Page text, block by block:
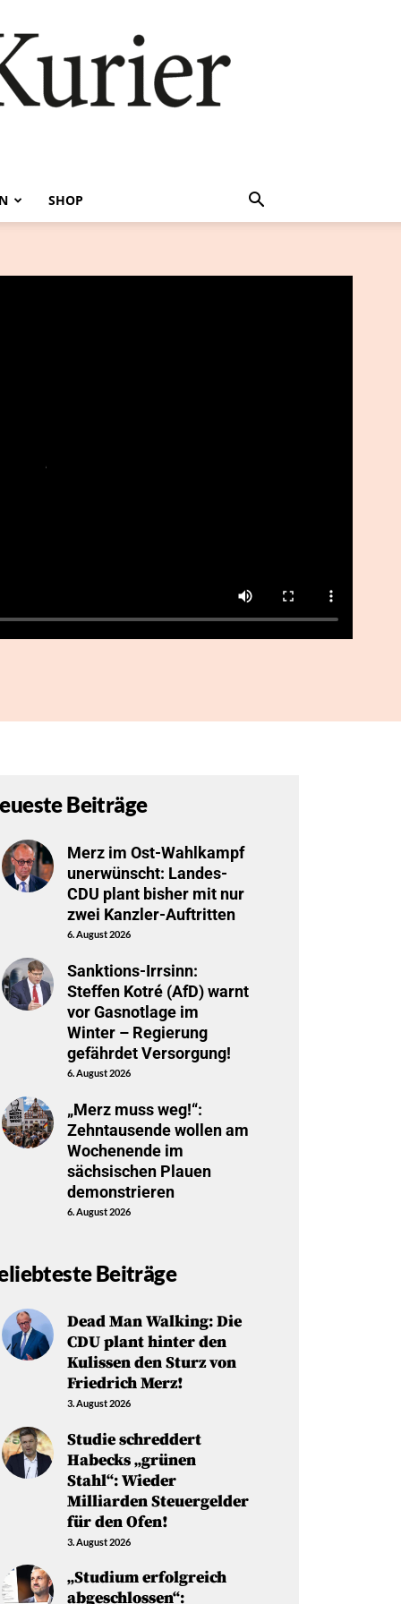
SHOP
Beiträge
Merz im Ost-Wahlkampf
unerwünscht: Landes-
CDU plant bisher mit nur
zwei Kanzler-Auftritten
6. August 2026
Sanktions-Irrsinn:
Steffen Kotré (AfD) warnt
vor Gasnotlage im
Winter – Regierung
gefährdet Versorgung!
6. August 2026
„Merz muss weg!“:
Zehntausende wollen am
Wochenende im
sächsischen Plauen
demonstrieren
6. August 2026
Beiträge
Dead Man Walking: Die
CDU plant hinter den
Kulissen den Sturz von
Friedrich Merz!
3. August 2026
Studie schreddert
Habecks „grünen
Stahl“: Wieder
Milliarden Steuergelder
für den Ofen!
3. August 2026
„Studium erfolgreich
abgeschlossen“: